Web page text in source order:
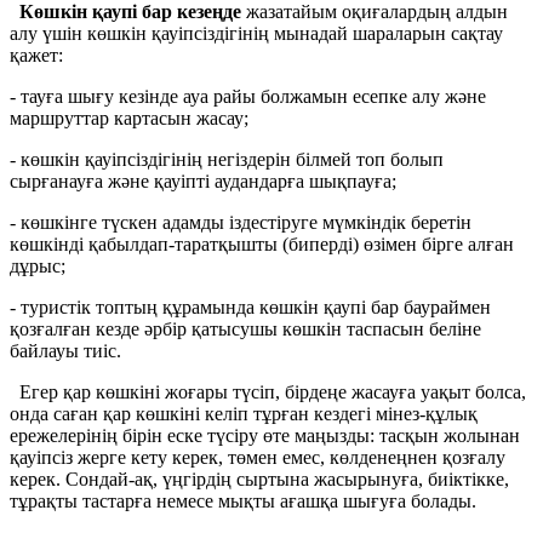
Көшкін қаупі бар кезеңде жазатайым оқиғалардың алдын
алу үшін көшкін қауіпсіздігінің мынадай шараларын сақтау
қажет:
- тауға шығу кезінде ауа райы болжамын есепке алу және
маршруттар картасын жасау;
- көшкін қауіпсіздігінің негіздерін білмей топ болып
сырғанауға және қауіпті аудандарға шықпауға;
- көшкінге түскен адамды іздестіруге мүмкіндік беретін
көшкінді қабылдап-таратқышты (биперді) өзімен бірге алған
дұрыс;
- туристiк топтың құрамында көшкiн қаупi бар баураймен
қозғалған кезде әрбiр қатысушы көшкiн таспасын белiне
байлауы тиiс.
Егер қар көшкіні жоғары түсіп, бірдеңе жасауға уақыт болса,
онда саған қар көшкіні келіп тұрған кездегі мінез-құлық
ережелерінің бірін еске түсіру өте маңызды: тасқын жолынан
қауіпсіз жерге кету керек, төмен емес, көлденеңнен қозғалу
керек. Сондай-ақ, үңгірдің сыртына жасырынуға, биіктікке,
тұрақты тастарға немесе мықты ағашқа шығуға болады.